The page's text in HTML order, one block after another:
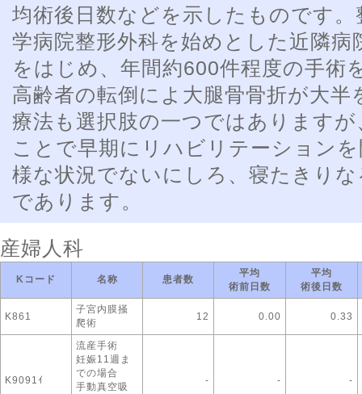
均術後日数などを示したものです。
学病院整形外科を始めとした近隣病
をはじめ、年間約600件程度の手術
高齢者の転倒によ大腿骨骨折が大半
療法も選択肢の一つではあります
ことで早期にリハビリテーション
様な状況でないにしろ、寝たきり
であります。
産婦人科
Kコード 名称 患者数
平均
術前日数
平均
術後日数
K861
子宮内膜掻
爬術
12 0.00 0.33
K9091ｲ
流産手術
妊娠11週ま
での場合
手動真空吸
- - -